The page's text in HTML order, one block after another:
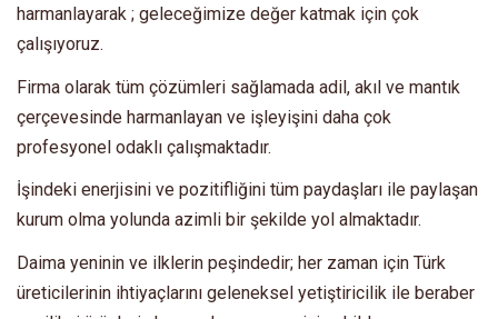
harmanlayarak ; geleceğimize değer katmak için çok
çalışıyoruz.
Firma olarak tüm çözümleri sağlamada adil, akıl ve mantık
çerçevesinde harmanlayan ve işleyişini daha çok
profesyonel odaklı çalışmaktadır.
İşindeki enerjisini ve pozitifliğini tüm paydaşları ile paylaşan
kurum olma yolunda azimli bir şekilde yol almaktadır.
Daima yeninin ve ilklerin peşindedir; her zaman için Türk
üreticilerinin ihtiyaçlarını geleneksel yetiştiricilik ile beraber